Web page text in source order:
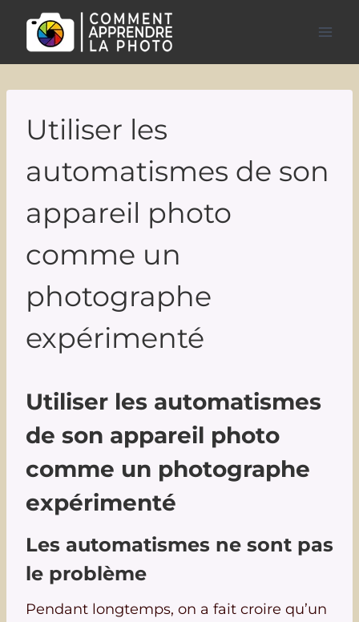
contenu
Utiliser les
automatismes de son
appareil photo
comme un
photographe
expérimenté
Utiliser les automatismes
de son appareil photo
comme un photographe
expérimenté
Les automatismes ne sont pas
le problème
Pendant longtemps, on a fait croire qu’un